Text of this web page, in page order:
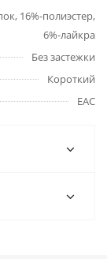
16%-полиэстер,
6%-лайкра
Без застежки
Короткий
EAC